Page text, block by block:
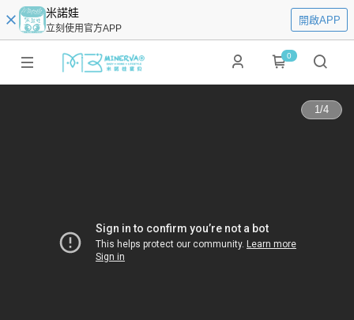
米諾娃
立刻使用官方APP
開啟APP
0
1/4